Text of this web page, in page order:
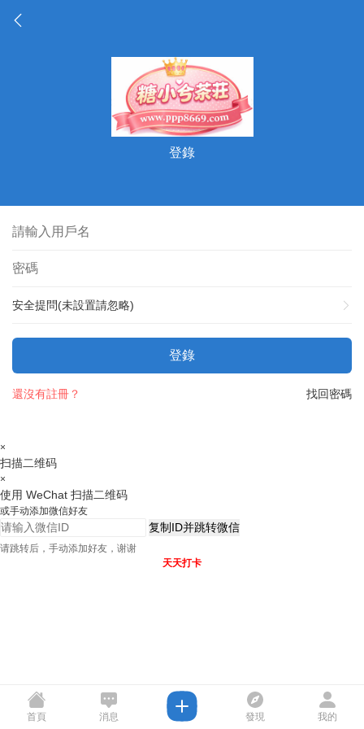
登錄
安全提問(未設置請忽略)
登錄
找回密碼
還沒有註冊？
×
扫描二维码
×
使用 WeChat 扫描二维码
或手动添加微信好友
复制ID并跳转微信
请跳转后，手动添加好友，谢谢
天天打卡
首頁 消息 發現 我的